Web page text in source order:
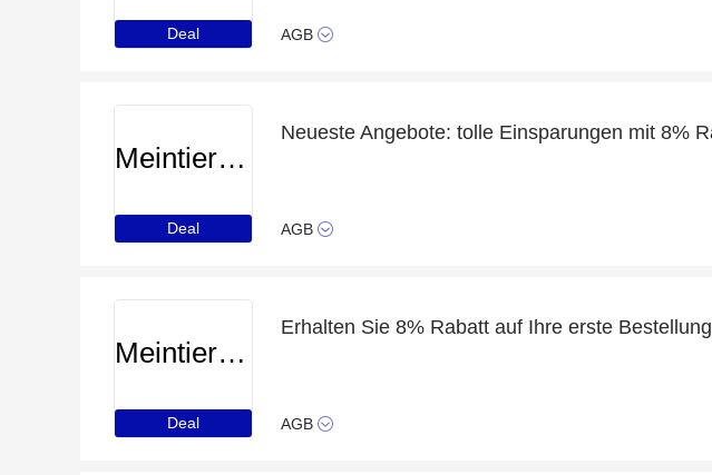
Deal AGB
Meintierdiscount
Deal AGB
Meintierdiscount
Deal
Erhalten Sie 8% Rabatt auf Ihre erste Bestellung
AGB